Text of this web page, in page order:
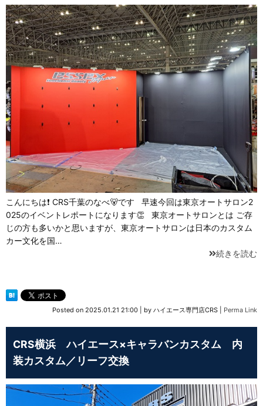
こんにちは❗ CRS千葉のなべ🐻です 早速今回は東京オートサロン2
025のイベントレポートになります👏 東京オートサロンとは ご存
じの方も多いかと思いますが、東京オートサロンは日本のカスタム
カー文化を国…
続きを読む
Posted on 2025.01.21 21:00 by ハイエース専門店CRS Perma Link
CRS横浜 ハイエース×キャラバンカスタム 内
装カスタム／リーフ交換